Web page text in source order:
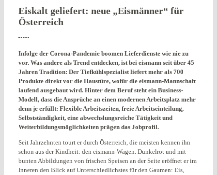
Eiskalt geliefert: neue „Eismänner“ für
Österreich
Infolge der Corona-Pandemie boomen Lieferdienste wie nie zu
vor. Was andere als Trend entdecken, ist bei eismann seit über 45
Jahren Tradition: Der Tiefkühlspezialist liefert mehr als 700
Produkte direkt vor die Haustüre, wofür die eismann-Mannschaft
laufend ausgebaut wird. Hinter dem Beruf steht ein Business-
Modell, dass die Ansprüche an einen modernen Arbeitsplatz mehr
denn je erfüllt: Flexible Arbeitszeiten, freie Arbeitseinteilung,
Selbstständigkeit, eine abwechslungsreiche Tätigkeit und
Weiterbildungsmöglichkeiten prägen das Jobprofil.
Seit Jahrzehnten tourt er durch Österreich, die meisten kennen ihn
schon aus der Kindheit: den eismann-Wagen. Dunkelrot und mit
bunten Abbildungen von frischen Speisen an der Seite eröffnet er im
Inneren den Blick auf Unterschiedlichstes für den Gaumen: Eis,